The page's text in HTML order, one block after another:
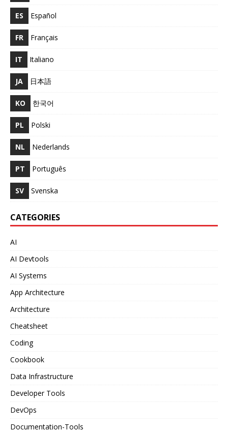
ES Español
FR Français
IT Italiano
JA 日本語
KO 한국어
PL Polski
NL Nederlands
PT Português
SV Svenska
CATEGORIES
AI
AI Devtools
AI Systems
App Architecture
Architecture
Cheatsheet
Coding
Cookbook
Data Infrastructure
Developer Tools
DevOps
Documentation-Tools